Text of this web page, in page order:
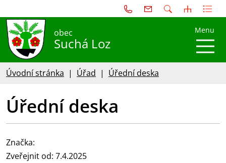
obec
Suchá Loz
Menu
Úvodní stránka Úřad Úřední deska
Úřední deska
Značka:
Zveřejnit od: 7.4.2025